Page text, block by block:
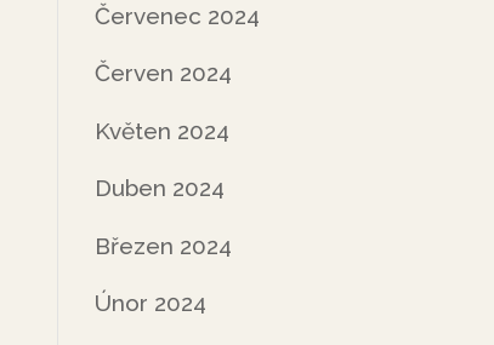
Červenec 2024
Červen 2024
Květen 2024
Duben 2024
Březen 2024
Únor 2024